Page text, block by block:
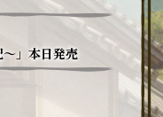
～」本日発売